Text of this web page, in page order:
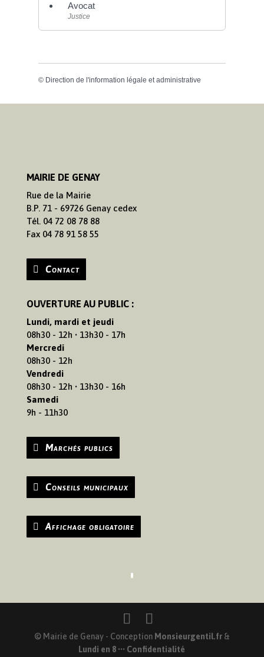
Avocat
Justice
© Direction de l'information légale et administrative
MAIRIE DE GENAY
Rue de la Mairie
B.P. 71 - 69726 Genay cedex
Tél. 04 72 08 78 88
Fax 04 78 91 58 55
Contact
OUVERTURE AU PUBLIC :
Lundi, mardi et jeudi
08h30 - 12h • 13h30 - 17h
Mercredi
08h30 - 12h
Vendredi
08h30 - 12h • 13h30 - 16h
Samedi
9h - 11h30
Marchés publics
Conseils municipaux
Affichage obligatoire
© Mairie de Genay - Conception Monsieurgentil.fr &
Lundi en 8 ••• Confidentialité